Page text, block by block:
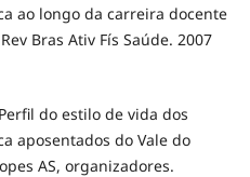
ao longo da carreira docente
Bras Ativ Fís Saúde. 2007
do estilo de vida dos
aposentados do Vale do
AS, organizadores.